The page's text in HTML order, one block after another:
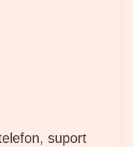
suport